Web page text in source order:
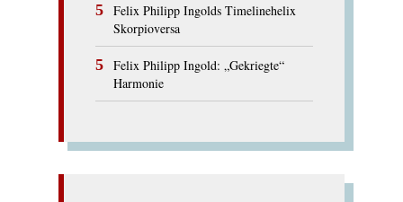
Felix Philipp Ingolds Timelinehelix
Skorpioversa
Felix Philipp Ingold: „Gekriegte“
Harmonie